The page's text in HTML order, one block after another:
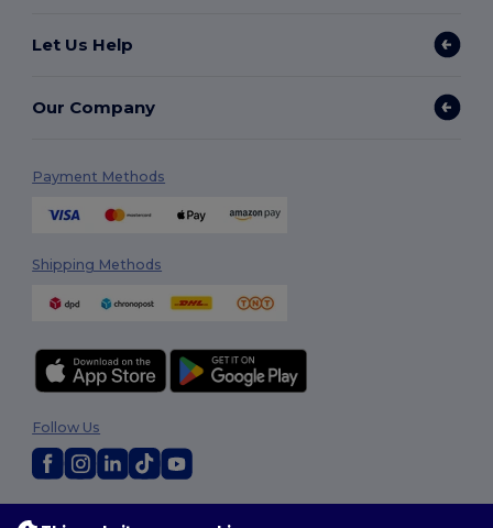
Let Us Help
Our Company
Payment Methods
Shipping Methods
Follow Us